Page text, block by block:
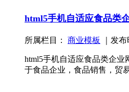
html5手机自适应食品类
所属栏目： 商业模板 ｜发
html5手机自适应食品类企业
于食品企业，食品销售，贸